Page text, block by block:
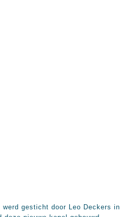
gesticht door Leo Deckers in